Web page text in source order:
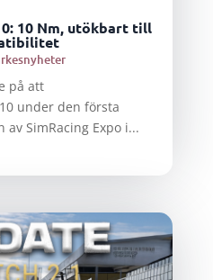
10 Nm, utökbart till
på att
under den första
SimRacing Expo i...